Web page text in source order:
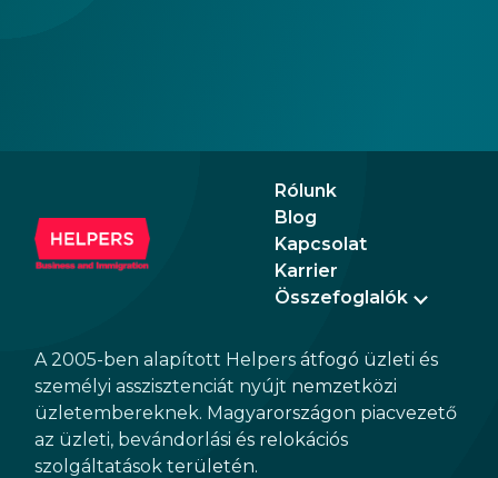
Rólunk
Blog
Kapcsolat
Karrier
Összefoglalók
A 2005-ben alapított Helpers átfogó üzleti és
személyi asszisztenciát nyújt nemzetközi
üzletembereknek. Magyarországon piacvezető
az üzleti, bevándorlási és relokációs
szolgáltatások területén.